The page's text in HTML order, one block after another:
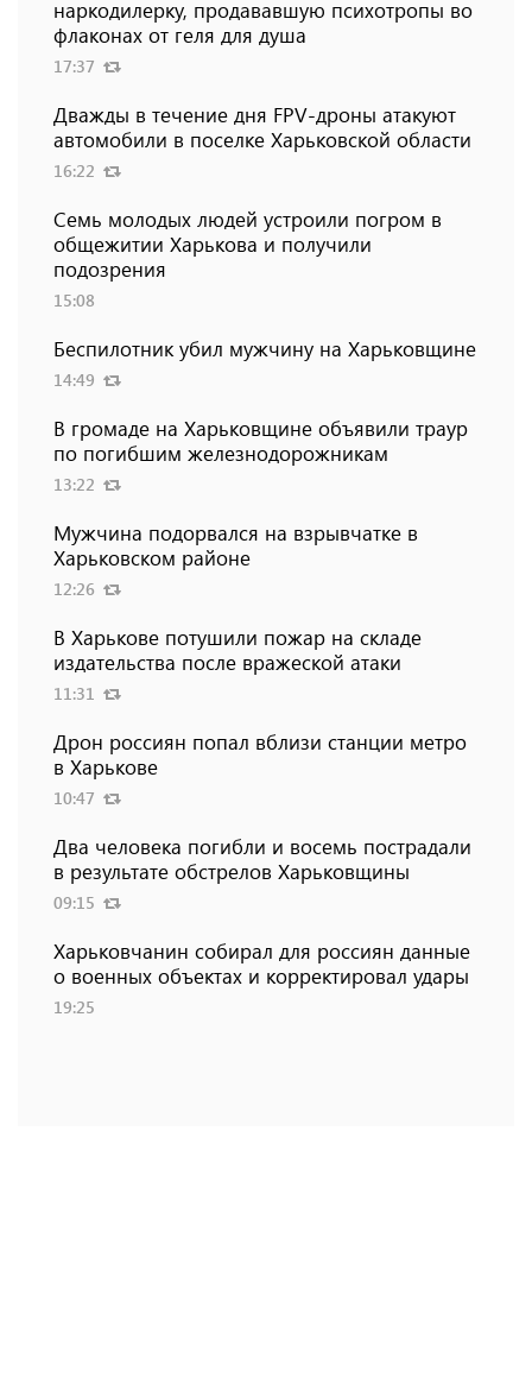
наркодилерку, продававшую психотропы во
флаконах от геля для душа
17:37
Дважды в течение дня FPV-дроны атакуют
автомобили в поселке Харьковской области
16:22
Семь молодых людей устроили погром в
общежитии Харькова и получили
подозрения
15:08
Беспилотник убил мужчину на Харьковщине
14:49
В громаде на Харьковщине объявили траур
по погибшим железнодорожникам
13:22
Мужчина подорвался на взрывчатке в
Харьковском районе
12:26
В Харькове потушили пожар на складе
издательства после вражеской атаки
11:31
Дрон россиян попал вблизи станции метро
в Харькове
10:47
Два человека погибли и восемь пострадали
в результате обстрелов Харьковщины
09:15
Харьковчанин собирал для россиян данные
о военных объектах и ​​корректировал удары
19:25